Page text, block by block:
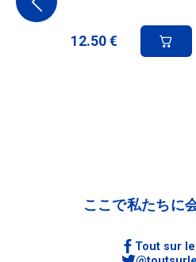
12.50 €
ここで私たちに
Tout sur